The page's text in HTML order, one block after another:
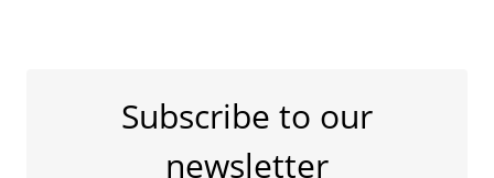
Subscribe to our
newsletter